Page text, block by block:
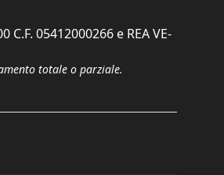
05412000266 e REA VE-
totale o parziale.